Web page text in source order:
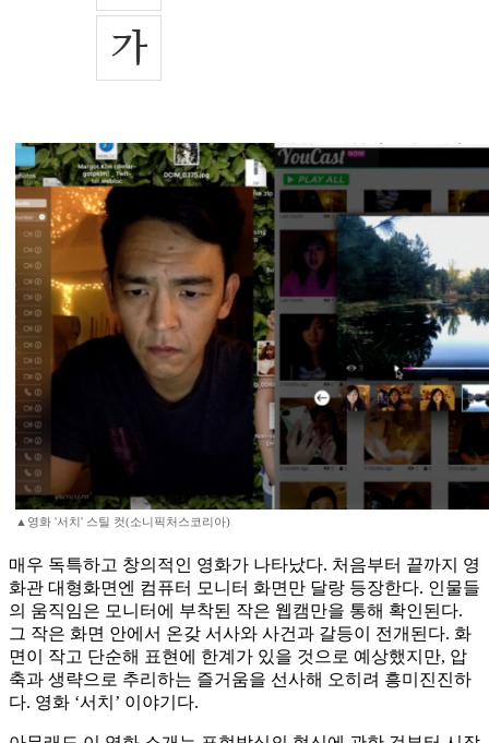
▲영화 '서치' 스틸 컷(소니픽처스코리아)
매우 독특하고 창의적인 영화가 나타났다. 처음부터 끝까지 영
화관 대형화면엔 컴퓨터 모니터 화면만 달랑 등장한다. 인물들
의 움직임은 모니터에 부착된 작은 웹캠만을 통해 확인된다.
그 작은 화면 안에서 온갖 서사와 사건과 갈등이 전개된다. 화
면이 작고 단순해 표현에 한계가 있을 것으로 예상했지만, 압
축과 생략으로 추리하는 즐거움을 선사해 오히려 흥미진진하
다. 영화 ‘서치’ 이야기다.